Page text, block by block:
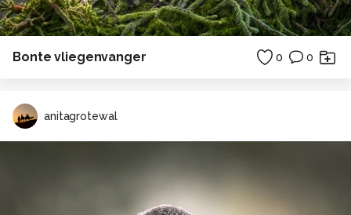
Bonte vliegenvanger 0 0
anitagrotewal